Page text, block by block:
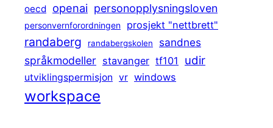
oecd openai personopplysningsloven
personvernforordningen prosjekt "nettbrett"
randaberg randabergskolen
sandnes
språkmodeller stavanger tf101 udir
utviklingspermisjon vr windows
workspace